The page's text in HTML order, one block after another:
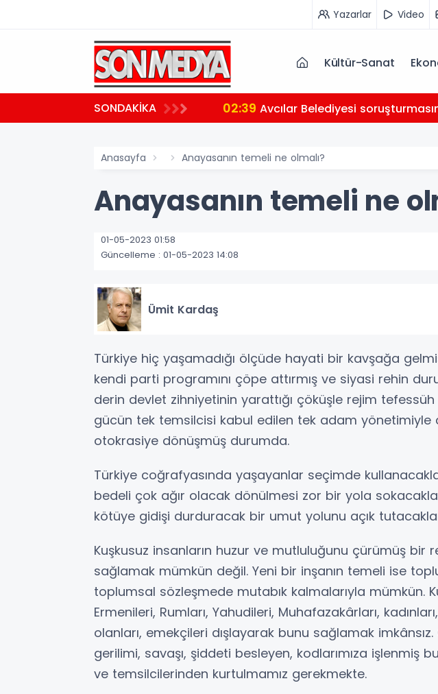
Yazarlar Video
Kültür-Sanat
SONDAKİKA 02:39 Avcılar Belediyesi
Anasayfa Anayasanın temeli ne olmalı?
Anayasanın temeli ne
01-05-2023 01:58
Güncelleme : 01-05-2023 14:08
Ümit Kardaş
Türkiye hiç yaşamadığı ölçüde hayati bir kavşağa
kendi parti programını çöpe attırmış ve siyasi rehin
derin devlet zihniyetinin yarattığı çöküşle rejim
gücün tek temsilcisi kabul edilen tek adam yönetimiyle
otokrasiye dönüşmüş durumda.
Türkiye coğrafyasında yaşayanlar seçimde
bedeli çok ağır olacak dönülmesi zor bir yola
kötüye gidişi durduracak bir umut yolunu açık
Kuşkusuz insanların huzur ve mutluluğunu çürümüş bir
sağlamak mümkün değil. Yeni bir inşanın temeli ise
toplumsal sözleşmede mutabık kalmalarıyla mümkün.
Ermenileri, Rumları, Yahudileri, Muhafazakârları,
olanları, emekçileri dışlayarak bunu sağlamak imkânsız.
gerilimi, savaşı, şiddeti besleyen, kodlarımıza işlenmiş
ve temsilcilerinden kurtulmamız gerekmekte.